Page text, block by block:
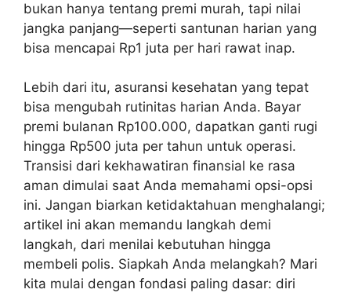
bukan hanya tentang premi murah, tapi nilai
jangka panjang—seperti santunan harian yang
bisa mencapai Rp1 juta per hari rawat inap.
Lebih dari itu, asuransi kesehatan yang tepat
bisa mengubah rutinitas harian Anda. Bayar
premi bulanan Rp100.000, dapatkan ganti rugi
hingga Rp500 juta per tahun untuk operasi.
Transisi dari kekhawatiran finansial ke rasa
aman dimulai saat Anda memahami opsi-opsi
ini. Jangan biarkan ketidaktahuan menghalangi;
artikel ini akan memandu langkah demi
langkah, dari menilai kebutuhan hingga
membeli polis. Siapkah Anda melangkah? Mari
kita mulai dengan fondasi paling dasar: diri